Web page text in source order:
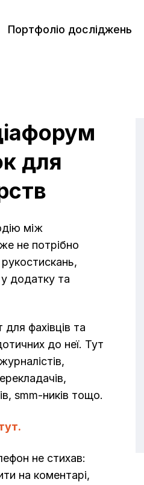
Портфоліо досліджень
для
між
не потрібно
рукостискань,
додатку та
фахівців та
до неї. Тут
smm-ників тощо.
не стихав:
на коментарі,